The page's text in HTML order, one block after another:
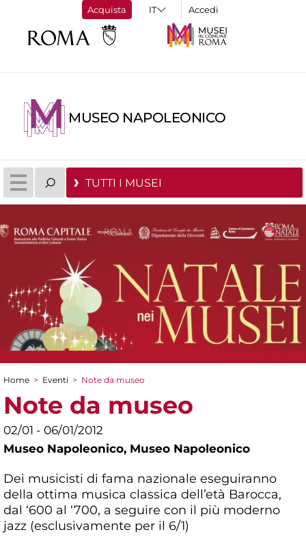
Acquista Accedi
MUSEO NAPOLEONICO
TUTTI I MUSEI
Tu sei qui
Home > Eventi > Note da museo
Note da museo
02/01 - 06/01/2012
Museo Napoleonico, Museo Napoleonico
Dei musicisti di fama nazionale eseguiranno
della ottima musica classica dell’età Barocca,
dal ‘600 al ‘700, a seguire con il più moderno
jazz (esclusivamente per il 6/1)